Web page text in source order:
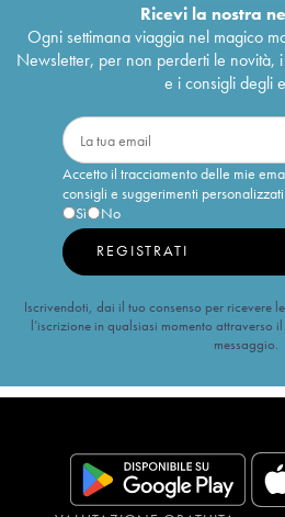
Ricevi la nostra
Ogni settimana viaggia nel magico
Newsletter, per non perderti le novità,
e i consigli degli
Accetto il tracciamento delle mie
consigli e suggerimenti personalizzati
Sì
No
REGISTRATI
Iscrivendoti, dai il tuo consenso per ricevere
l’iscrizione in qualsiasi momento attraverso
messaggio.